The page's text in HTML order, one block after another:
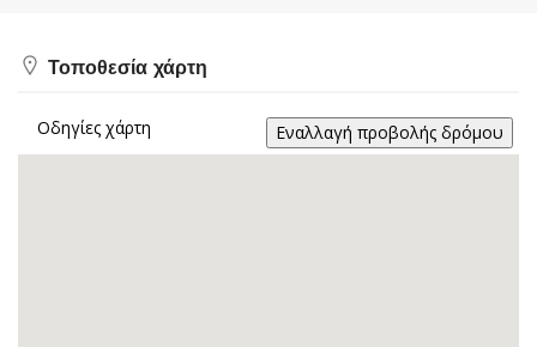
Τοποθεσία χάρτη
Οδηγίες χάρτη